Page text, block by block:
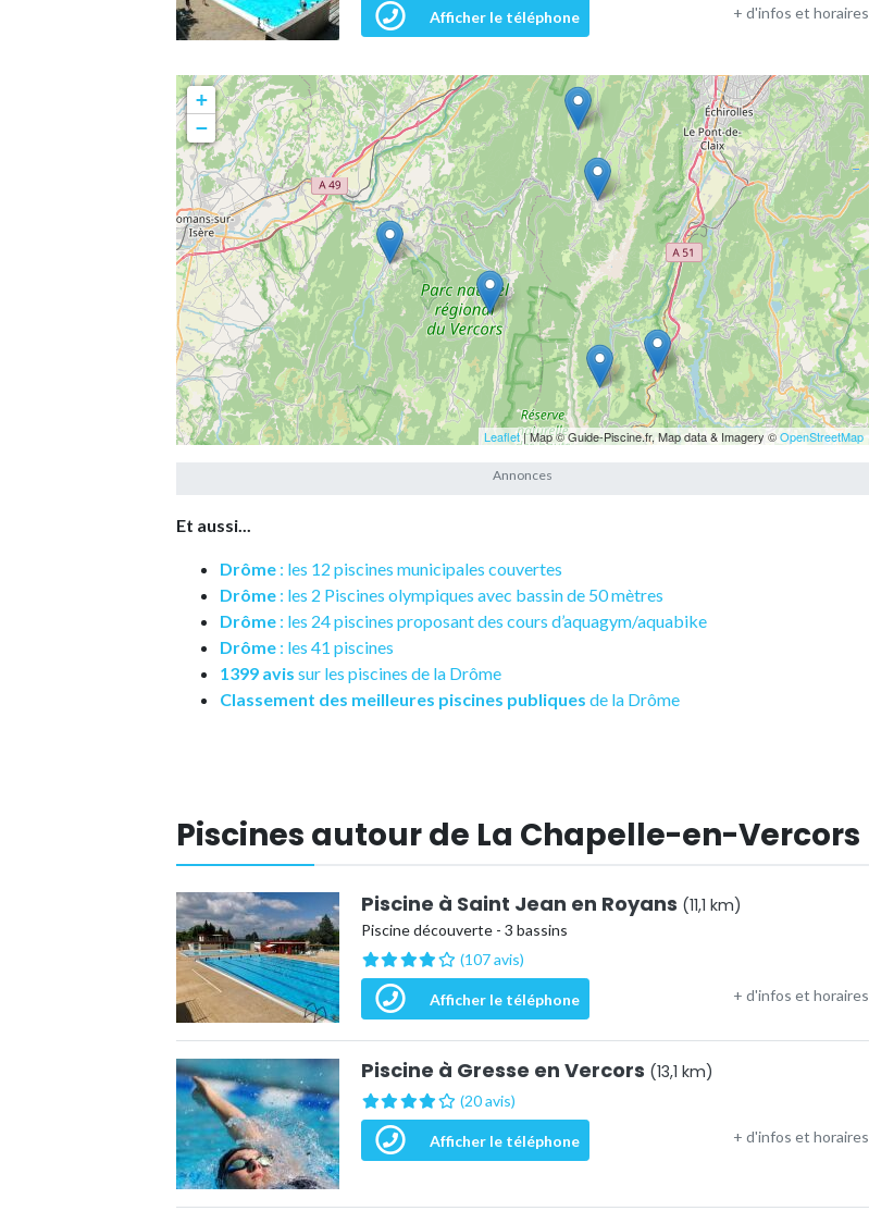
Afficher le téléphone + d'infos et horaires
+
−
Leaflet| Map © Guide-Piscine.fr, Map data & Imagery ©OpenStreetMap
Et aussi...
Drôme : les 12 piscines municipales couvertes
Drôme : les 2 Piscines olympiques avec bassin de 50 mètres
Drôme : les 24 piscines proposant des cours d’aquagym/aquabike
Drôme : les 41 piscines
1399 avis sur les piscines de la Drôme
Classement des meilleures piscines publiques de la Drôme
Piscines autour de La Chapelle-en-Vercors
Piscine à Saint Jean en Royans (11,1 km)
Piscine découverte - 3 bassins
(107 avis)
Afficher le téléphone + d'infos et horaires
Piscine à Gresse en Vercors (13,1 km)
(20 avis)
Afficher le téléphone + d'infos et horaires